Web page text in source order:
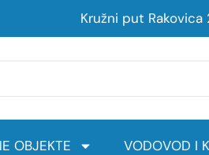
Kružni put Rakovica
OBJEKTE VODOVOD I